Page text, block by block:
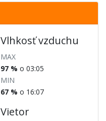
Vlhkosť vzduchu
MAX
97 % o 03:05
MIN
67 % o 16:07
Vietor